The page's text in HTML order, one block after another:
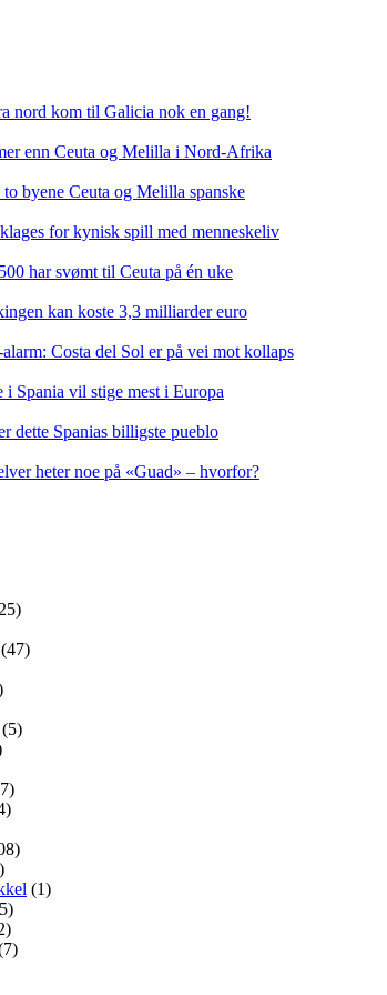
nord kom til Galicia nok en gang!
enn Ceuta og Melilla i Nord-Afrika
byene Ceuta og Melilla spanske
for kynisk spill med menneskeliv
har svømt til Ceuta på én uke
kan koste 3,3 milliarder euro
alarm: Costa del Sol er på vei mot kollaps
i Spania vil stige mest i Europa
dette Spanias billigste pueblo
heter noe på «Guad» – hvorfor?
(47)
(5)
(1)